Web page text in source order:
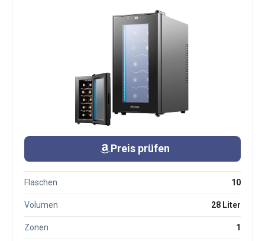
Preis prüfen
Flaschen 10
Volumen 28 Liter
Zonen 1